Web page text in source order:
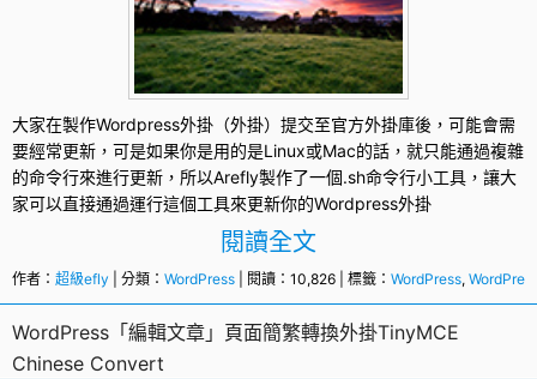
大家在製作Wordpress外掛（外掛）提交至官方外掛庫後，可能會需
要經常更新，可是如果你是用的是Linux或Mac的話，就只能通過複雜
的命令行來進行更新，所以Arefly製作了一個.sh命令行小工具，讓大
家可以直接通過運行這個工具來更新你的Wordpress外掛
閱讀全文
作者： 超級efly | 分類： WordPress | 閱讀：10,826 | 標籤： WordPress,
WordPress「編輯文章」頁面簡繁轉換外掛TinyMCE
Chinese Convert